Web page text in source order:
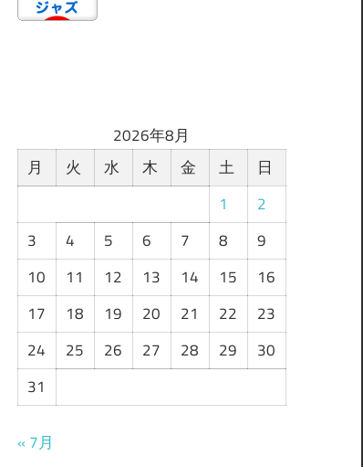
2026年8月
月
火 水 木 金 土
日
1
2
3
4 5 6 7 8
9
10
11 12 13 14 15
16
17
18 19 20 21 22
23
24
25 26 27 28 29
30
31
« 7月